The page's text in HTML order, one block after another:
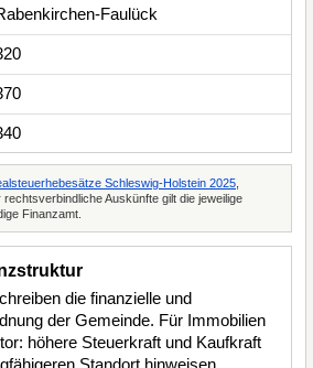
Faulück
Schleswig-Holstein 2025
Auskünfte gilt die jeweilige
Finanzamt.
die finanzielle und
der Gemeinde. Für Immobilien
höhere Steuerkraft und Kaufkraft
Standort hinweisen,